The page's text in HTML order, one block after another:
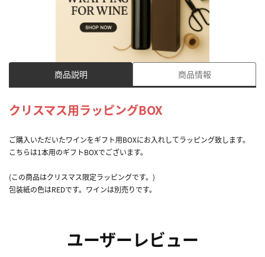
商品説明 商品情報
クリスマス用ラッピングBOX
ご購入いただいたワインをギフト用BOXにお入れしてラッピング致します。
こちらは1本用のギフトBOXでございます。
(この商品はクリスマス限定ラッピングです。)
包装紙の色はREDです。ワインは別売りです。
ユーザーレビュー